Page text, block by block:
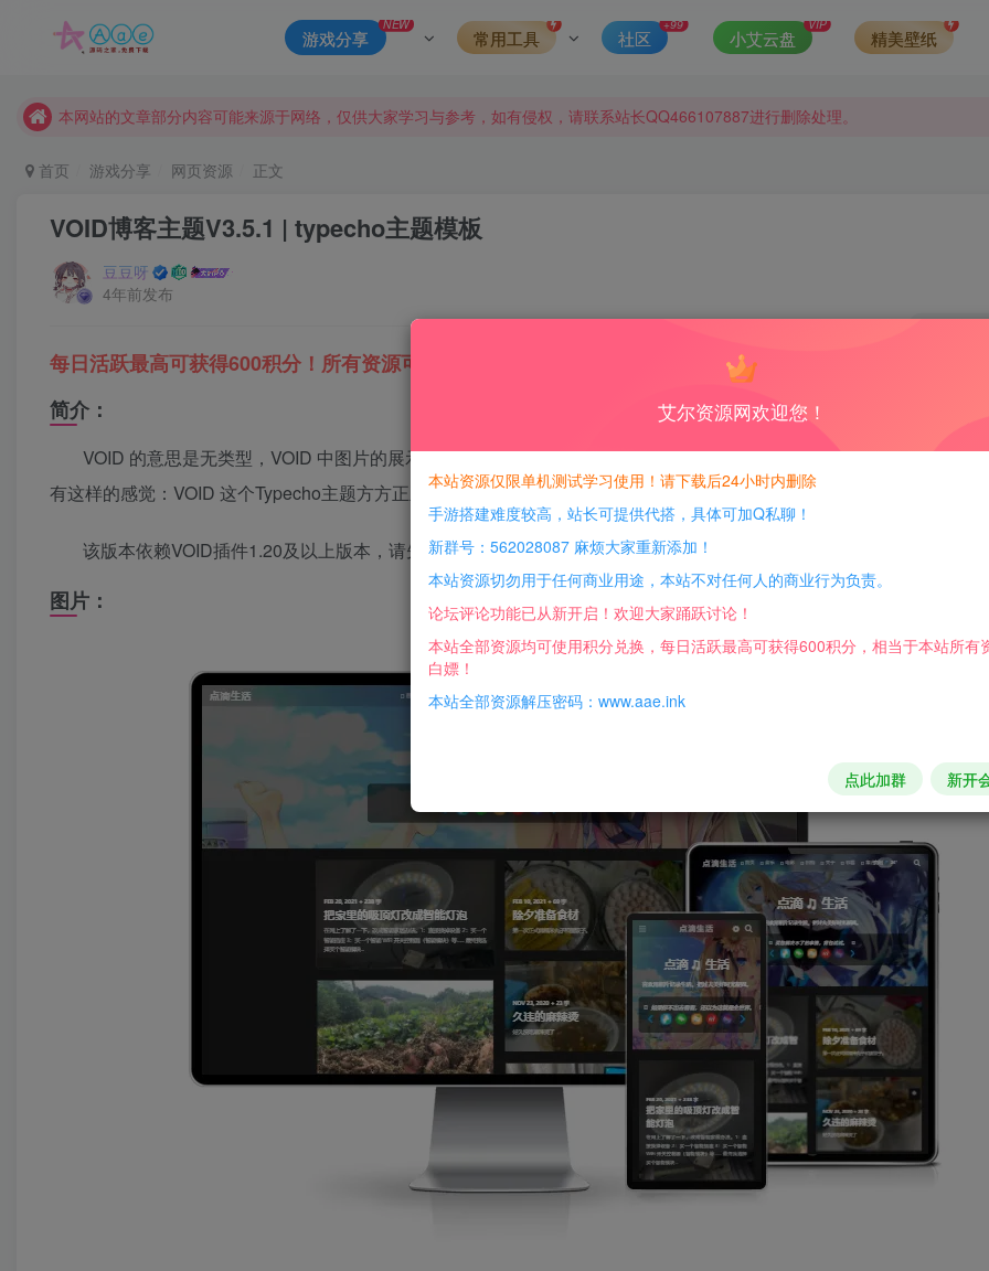
游戏分享
NEW
常用工具 社区
+99
小艾云盘
VIP
精美壁纸
现在赞助会员享受专属折扣，详情点击此条公告。
本网站的文章部分内容可能来源于网络，仅供大家学习与参考，如有侵权，请联系站长QQ466107887进行删除处理。
首页 游戏分享 网页资源 正文
VOID博客主题V3.5.1 | typecho主题模板
豆豆呀
4年前发布
每日活跃最高可获得600积分！所有资源可以使用积分免费兑换！
简介：
VOID 的意思是无类型，VOID 中图片的展示占了很大的比重，首页上文字量很少，一眼看过去是十来张图片。另外
有这样的感觉：VOID 这个Typecho主题方方正正的，显得很端庄的样子。确实是这样的，主题中圆角很少，不规则的图
该版本依赖VOID插件1.20及以上版本，请先禁用原插件，上传新插件后重新启用插件
图片：
艾尔资源网欢迎您！
本站资源仅限单机测试学习使用！请下载后24小时内删除
手游搭建难度较高，站长可提供代搭，具体可加Q私聊！
新群号：562028087 麻烦大家重新添加！
本站资源切勿用于任何商业用途，本站不对任何人的商业行为负责。
论坛评论功能已从新开启！欢迎大家踊跃讨论！
本站全部资源均可使用积分兑换，每日活跃最高可获得600积分，相当于本站所有
白嫖！
本站全部资源解压密码：www.aae.ink
点此加群 新开